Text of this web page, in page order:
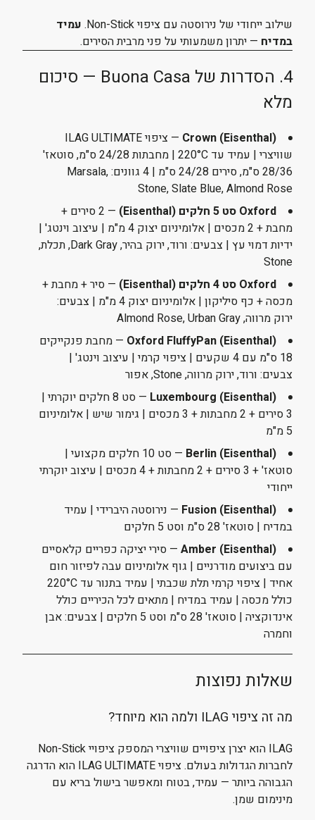
שילוב ייחודי של נירוסטה עם ציפוי Non-Stick.
עמיד
במדיח — יתרון משמעותי על פני מרבית הסירים.
4. הסדרות של Buona Casa — סיכום
מלא
Crown (Eisenthal)
— ציפוי ILAG ULTIMATE
שוויצרי | עמיד עד 220°C | מחבתות 24/28 ס"מ, סוטאז'
28/36 ס"מ, סירים 24/28 ס"מ | 4 גוונים: Marsala,
Stone, Slate Blue, Almond Rose
Oxford סט 5 חלקים (Eisenthal)
— 2 סירים +
מחבת + 2 מכסים | אלומיניום יצוק 4 מ"מ | עיצוב וינטג' |
ידיות דמוי עץ | צבעים: ורוד, ירוק בהיר, Dark Gray, תכלת,
Stone
Oxford סט 4 חלקים (Eisenthal)
— סיר + מחבת +
מכסה + כף סיליקון | אלומיניום יצוק 4 מ"מ | צבעים:
ירוק מרווה, Almond Rose, Urban Gray
Oxford FluffyPan (Eisenthal) — מחבת פנקייקים
18 ס"מ עם 4 שקעים | ציפוי קרמי | עיצוב וינטג' |
צבעים: ורוד, ירוק מרווה, Stone, אפור
Luxembourg (Eisenthal)
— סט 8 חלקים יוקרתי |
3 סירים + 2 מחבתות + 3 מכסים | גימור שיש | אלומיניום
5 מ"מ
Berlin (Eisenthal)
— סט 10 חלקים מקצועי |
סוטאז' + 3 סירים + 2 מחבתות + 4 מכסים | עיצוב יוקרתי
ייחודי
Fusion (Eisenthal) — נירוסטה היברידי | עמיד
במדיח | סוטאז' 28 ס"מ וסט 5 חלקים
Amber (Eisenthal) — סירי יציקה כפריים קלאסיים
עם ביצועים מודרניים | גוף אלומיניום עבה לפיזור חום
אחיד | ציפוי קרמי תלת שכבתי | עמיד בתנור עד 220°C
כולל מכסה | עמיד במדיח | מתאים לכל הכיריים כולל
אינדוקציה | סוטאז' 28 ס"מ וסט 5 חלקים | צבעים: אבן
וחמרה
שאלות נפוצות
מה זה ציפוי ILAG ולמה הוא מיוחד?
ILAG הוא יצרן ציפויים שוויצרי המספק ציפויי Non-Stick
לחברות הגדולות בעולם. ציפוי ILAG ULTIMATE הוא הדרגה
הגבוהה ביותר — עמיד, בטוח ומאפשר בישול בריא עם
מינימום שמן.